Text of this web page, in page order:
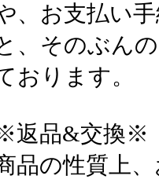
、お支払い
、そのぶん
おります。
返品&交換※
品の性質上